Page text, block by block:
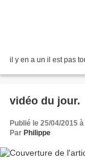
il y en a un il est pas
vidéo du jour.
Publié le 25/04/2015
Par Philippe